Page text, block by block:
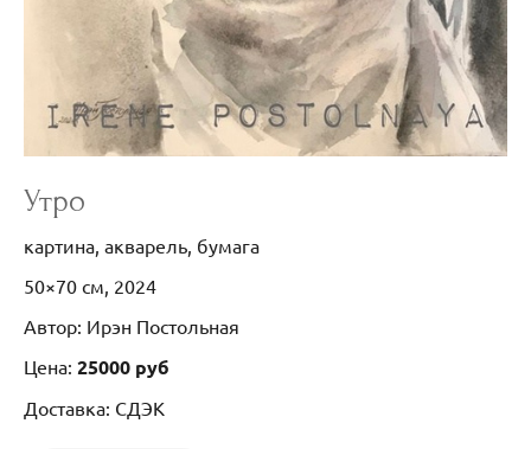
Утро
картина, акварель, бумага
50×70 см, 2024
Автор: Ирэн Постольная
Цена: 25000 руб
Доставка: СДЭК